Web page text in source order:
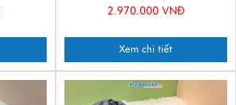
PT70180/9
2.970.000 VNĐ
Xem chi tiết